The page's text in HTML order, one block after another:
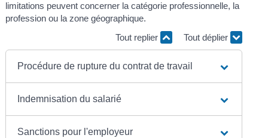
limitations peuvent concerner la catégorie professionnelle, la
profession ou la zone géographique.
Tout replier
Tout déplier
Procédure de rupture du contrat de travail
Indemnisation du salarié
Sanctions pour l'employeur